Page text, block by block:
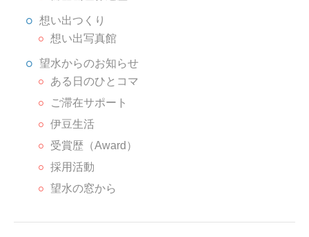
想い出つくり
想い出写真館
望水からのお知らせ
ある日のひとコマ
ご滞在サポート
伊豆生活
受賞歴（Award）
採用活動
望水の窓から